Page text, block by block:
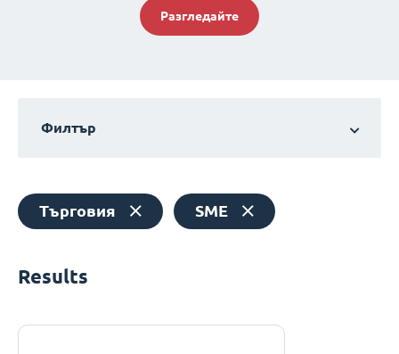
Разгледайте
Филтър
Търговия SME
Results